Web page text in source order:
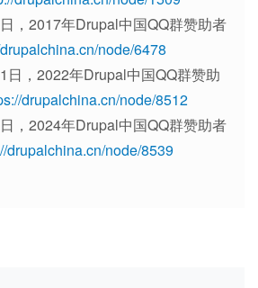
，2017年Drupal中国QQ群赞助者
node/6478
日，2022年Drupal中国QQ群赞助
drupalchina.cn/node/8512
，2024年Drupal中国QQ群赞助者
drupalchina.cn/node/8539